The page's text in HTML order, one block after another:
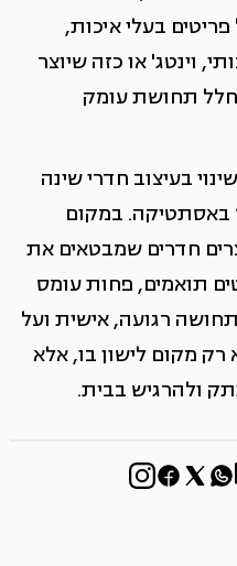
בעלי איכות,
וינטג' או כזה שיוצר
תחושת עומק
בעיצוב חדרי שינה
באסתטיקה. במקום
חדרים שמבטאים את
תואמים, פחות עומס
תחושה רגועה, אישית ועל
רק מקום לישון בו, אלא
ולהרגיש בבית.